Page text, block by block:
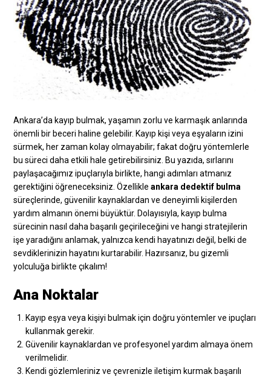
Ankara’da kayıp bulmak, yaşamın zorlu ve karmaşık anlarında
önemli bir beceri haline gelebilir. Kayıp kişi veya eşyaların izini
sürmek, her zaman kolay olmayabilir; fakat doğru yöntemlerle
bu süreci daha etkili hale getirebilirsiniz. Bu yazıda, sırlarını
paylaşacağımız ipuçlarıyla birlikte, hangi adımları atmanız
gerektiğini öğreneceksiniz. Özellikleankara dedektif bulma
süreçlerinde, güvenilir kaynaklardan ve deneyimli kişilerden
yardım almanın önemi büyüktür. Dolayısıyla, kayıp bulma
sürecinin nasıl daha başarılı geçirileceğini ve hangi stratejilerin
işe yaradığını anlamak, yalnızca kendi hayatınızı değil, belki de
sevdiklerinizin hayatını kurtarabilir. Hazırsanız, bu gizemli
yolculuğa birlikte çıkalım!
Ana Noktalar
Kayıp eşya veya kişiyi bulmak için doğru yöntemler ve ipuçları
kullanmak gerekir.
Güvenilir kaynaklardan ve profesyonel yardım almaya önem
verilmelidir.
Kendi gözlemleriniz ve çevrenizle iletişim kurmak başarılı